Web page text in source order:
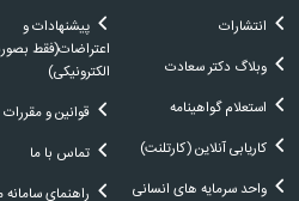
انتشارات
وبلاگ دکتر سعادت
استعلام گواهینامه
کاریابی آنلاین (کارتلنت)
واحد سرمایه های انسانی
پیشنهادات و
اعتراضات(فقط
الکترونیکی)
قوانین و مقررات
تماس با ما
راهنمای